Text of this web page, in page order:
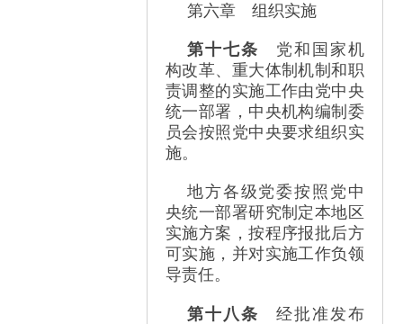
第六章 组织实施
第十七条 党和国家机
构改革、重大体制机制和职
责调整的实施工作由党中央
统一部署，中央机构编制委
员会按照党中央要求组织实
施。
地方各级党委按照党中
央统一部署研究制定本地区
实施方案，按程序报批后方
可实施，并对实施工作负领
导责任。
第十八条 经批准发布